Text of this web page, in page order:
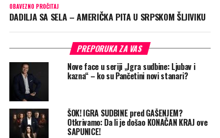
OBAVEZNO PROČITAJ
DADILJA SA SELA – AMERIČKA PITA U SRPSKOM ŠLJIVIKU
PREPORUKA ZA VAS
Nove face u seriji „Igra sudbine: Ljubav i
kazna“ – ko su Pančetini novi stanari?
ŠOK! IGRA SUDBINE pred GAŠENJEM?
Otkrivamo: Da li je došao KONAČAN KRAJ ove
SAPUNICE!